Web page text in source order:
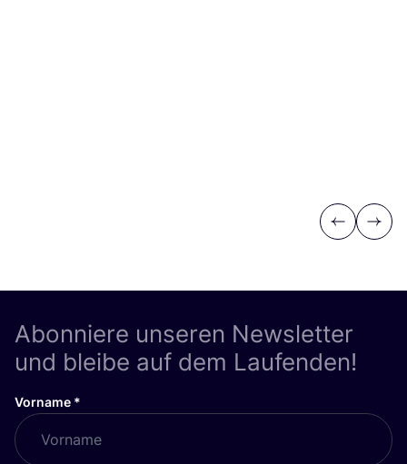
Previous
Next
Abonniere unseren Newsletter
und bleibe auf dem Laufenden!
Vorname *